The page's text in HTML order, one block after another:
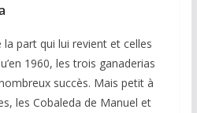
part qui lui revient et celles
1960, les trois ganaderias
succès. Mais petit à
les Cobaleda de Manuel et